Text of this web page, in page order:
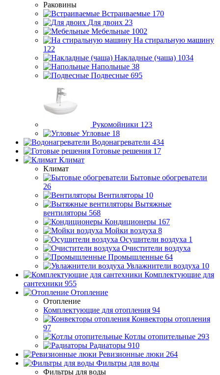
Раковины
Встраиваемые 170
Для двоих 23
Мебельные 1002
На стиральную машину
122
Накладные (чаша) 1034
Напольные 38
Подвесные 695
Рукомойники 123
Угловые 18
Водонагреватели 434
Готовые решения 17
Климат
Климат
Бытовые обогреватели
26
Вентиляторы 10
Вытяжные
вентиляторы 568
Кондиционеры 167
Мойки воздуха 8
Осушители воздуха 1
Очистители воздуха
Промышленные 64
Увлажнители воздуха 10
Комплектующие для
сантехники 955
Отопление
Отопление
Комплектующие для отопления 94
Конвекторы отопления
97
Котлы отопительные 293
Радиаторы 910
Ревизионные люки 264
Фильтры для воды
Фильтры для воды